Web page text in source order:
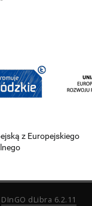
z Europejskiego
DInGO dLibra 6.2.11